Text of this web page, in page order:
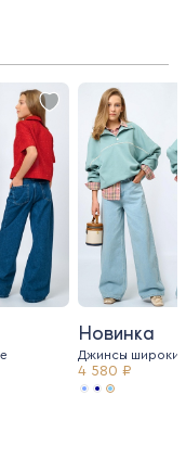
Новинка
Джинсы
4 580 ₽